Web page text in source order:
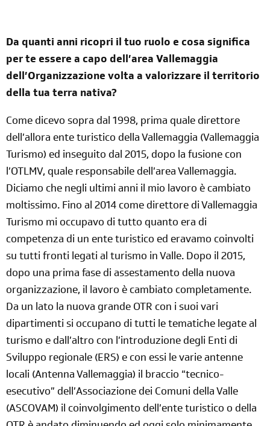
Da quanti anni ricopri il tuo ruolo e cosa significa
per te essere a capo dell’area Vallemaggia
dell’Organizzazione volta a valorizzare il territorio
della tua terra nativa?
Come dicevo sopra dal 1998, prima quale direttore
dell’allora ente turistico della Vallemaggia (Vallemaggia
Turismo) ed inseguito dal 2015, dopo la fusione con
l’OTLMV, quale responsabile dell’area Vallemaggia.
Diciamo che negli ultimi anni il mio lavoro è cambiato
moltissimo. Fino al 2014 come direttore di Vallemaggia
Turismo mi occupavo di tutto quanto era di
competenza di un ente turistico ed eravamo coinvolti
su tutti fronti legati al turismo in Valle. Dopo il 2015,
dopo una prima fase di assestamento della nuova
organizzazione, il lavoro è cambiato completamente.
Da un lato la nuova grande OTR con i suoi vari
dipartimenti si occupano di tutti le tematiche legate al
turismo e dall’altro con l’introduzione degli Enti di
Sviluppo regionale (ERS) e con essi le varie antenne
locali (Antenna Vallemaggia) il braccio “tecnico-
esecutivo” dell’Associazione dei Comuni della Valle
(ASCOVAM) il coinvolgimento dell’ente turistico o della